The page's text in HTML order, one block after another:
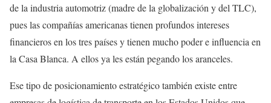
de la industria automotriz (madre de la globalización y del TLC),
pues las compañías americanas tienen profundos intereses
financieros en los tres países y tienen mucho poder e influencia en
la Casa Blanca. A ellos ya les están pegando los aranceles.
Ese tipo de posicionamiento estratégico también existe entre